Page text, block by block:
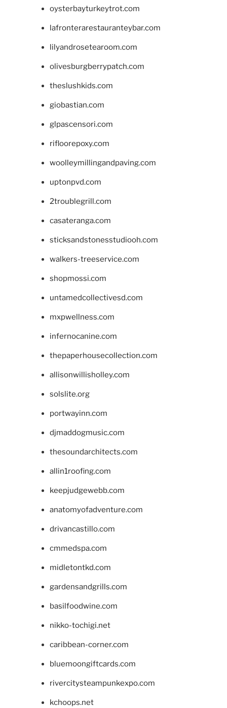
oysterbayturkeytrot.com
lafronterarestauranteybar.com
lilyandrosetearoom.com
olivesburgberrypatch.com
theslushkids.com
giobastian.com
glpascensori.com
rifloorepoxy.com
woolleymillingandpaving.com
uptonpvd.com
2troublegrill.com
casateranga.com
sticksandstonesstudiooh.com
walkers-treeservice.com
shopmossi.com
untamedcollectivesd.com
mxpwellness.com
infernocanine.com
thepaperhousecollection.com
allisonwillisholley.com
solslite.org
portwayinn.com
djmaddogmusic.com
thesoundarchitects.com
allin1roofing.com
keepjudgewebb.com
anatomyofadventure.com
drivancastillo.com
cmmedspa.com
midletontkd.com
gardensandgrills.com
basilfoodwine.com
nikko-tochigi.net
caribbean-corner.com
bluemoongiftcards.com
rivercitysteampunkexpo.com
kchoops.net